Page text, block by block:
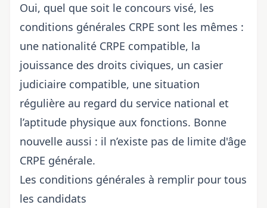
Oui, quel que soit le concours visé, les
conditions générales CRPE sont les mêmes :
une nationalité CRPE compatible, la
jouissance des droits civiques, un casier
judiciaire compatible, une situation
régulière au regard du service national et
l’aptitude physique aux fonctions. Bonne
nouvelle aussi : il n’existe pas de limite d'âge
CRPE générale.
Les conditions générales à remplir pour tous
les candidats